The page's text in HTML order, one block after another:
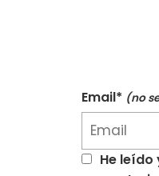
Email* (no
He leído